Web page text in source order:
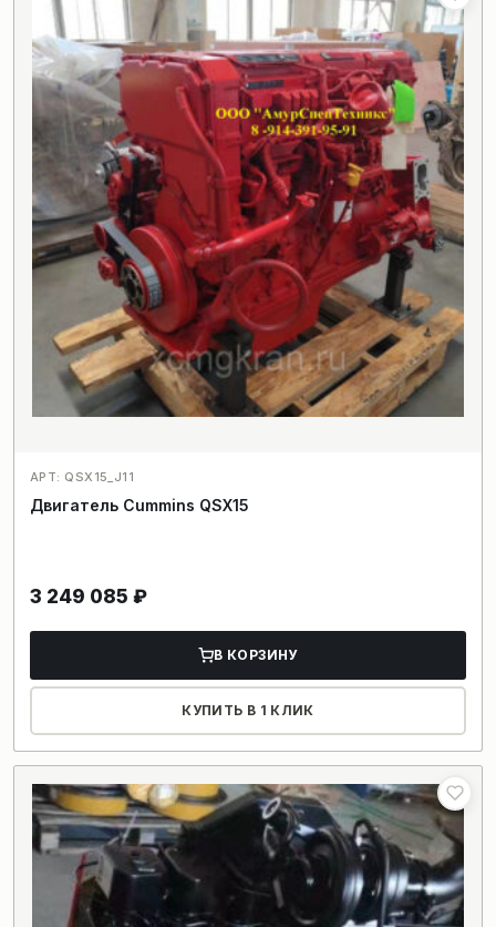
АРТ: QSX15_J11
Двигатель Cummins QSX15
3 249 085 ₽
В КОРЗИНУ
КУПИТЬ В 1 КЛИК